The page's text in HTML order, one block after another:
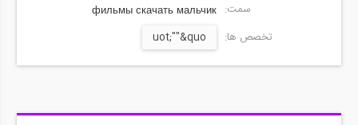
سمت: фильмы скачать мальчик
تخصص ها:
uot;""&quo